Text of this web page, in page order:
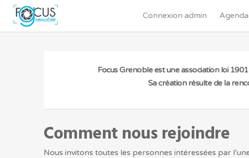
Connexion admin Agenda
Focus Grenoble est une association loi
Sa création résulte de la
Comment nous rejoindre
Nous invitons toutes les personnes intéressées par